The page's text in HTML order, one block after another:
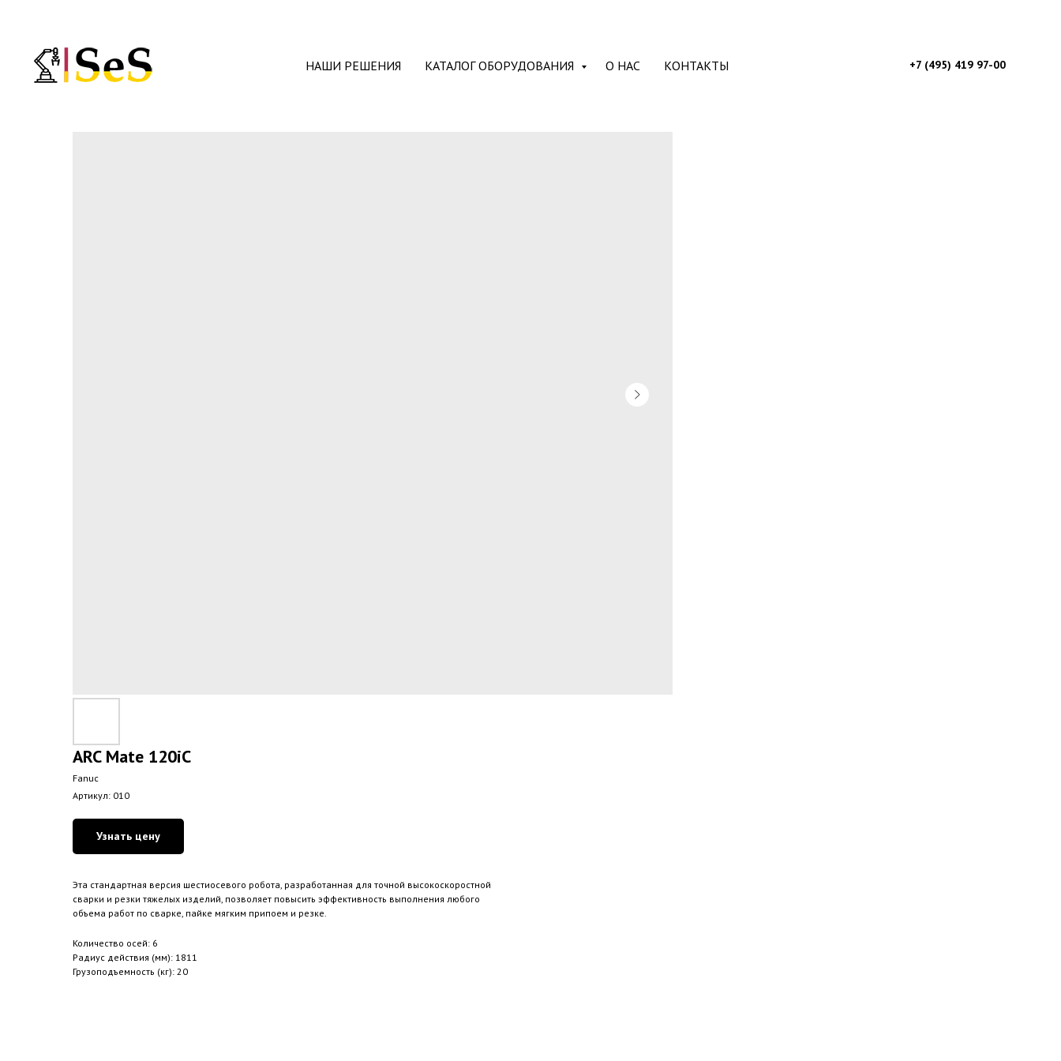
НАШИ РЕШЕНИЯ КАТАЛОГ ОБОРУДОВАНИЯ О НАС КОНТАКТЫ +7 (495) 419 97-00
ARC Mate 120iC
Fanuc
Артикул: 010
Узнать цену
Эта стандартная версия шестиосевого робота, разработанная для точной высокоскоростной
сварки и резки тяжелых изделий, позволяет повысить эффективность выполнения любого
объема работ по сварке, пайке мягким припоем и резке.
Количество осей: 6
Радиус действия (мм): 1811
Грузоподъемность (кг): 20